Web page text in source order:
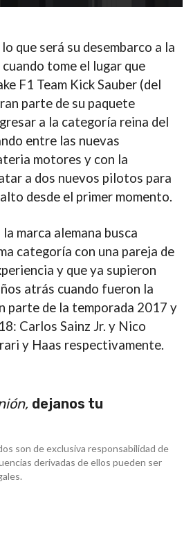
que será su desembarco a la
cuando tome el lugar que
F1 Team Kick Sauber (del
parte de su paquete
a la categoría reina del
entre las nuevas
motores y con la
a dos nuevos pilotos para
desde el primer momento.
la marca alemana busca
categoría con una pareja de
y que ya supieron
atrás cuando fueron la
parte de la temporada 2017 y
Carlos Sainz Jr. y Nico
y Haas respectivamente.
dejanos tu
son de exclusiva responsabilidad de
derivadas de ellos pueden ser